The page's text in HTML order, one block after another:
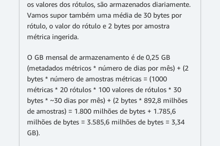
os valores dos rótulos, são armazenados diariamente.
Vamos supor também uma média de 30 bytes por
rótulo, o valor do rótulo e 2 bytes por amostra
métrica ingerida.
O GB mensal de armazenamento é de 0,25 GB
(metadados métricos * número de dias por mês) + (2
bytes * número de amostras métricas = (1000
métricas * 20 rótulos * 100 valores de rótulos * 30
bytes * ~30 dias por mês) + (2 bytes * 892,8 milhões
de amostras) = 1.800 milhões de bytes + 1.785,6
milhões de bytes = 3.585,6 milhões de bytes = 3,34
GB).